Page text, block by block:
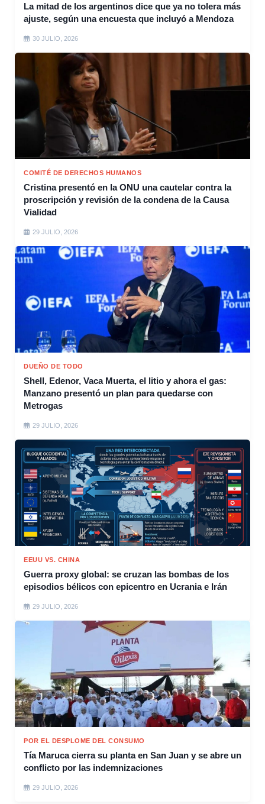
La mitad de los argentinos dice que ya no tolera más
ajuste, según una encuesta que incluyó a Mendoza
30 JULIO, 2026
COMITÉ DE DERECHOS HUMANOS
Cristina presentó en la ONU una cautelar contra la
proscripción y revisión de la condena de la Causa
Vialidad
29 JULIO, 2026
DUEÑO DE TODO
Shell, Edenor, Vaca Muerta, el litio y ahora el gas:
Manzano presentó un plan para quedarse con
Metrogas
29 JULIO, 2026
EEUU VS. CHINA
Guerra proxy global: se cruzan las bombas de los
episodios bélicos con epicentro en Ucrania e Irán
29 JULIO, 2026
POR EL DESPLOME DEL CONSUMO
Tía Maruca cierra su planta en San Juan y se abre un
conflicto por las indemnizaciones
29 JULIO, 2026